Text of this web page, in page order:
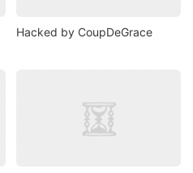
Hacked by CoupDeGrace